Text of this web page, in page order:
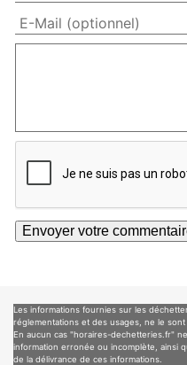
Les informations fournies sur les
réglementations et des usages, ne le
En aucun cas "horaires-dechetteries.fr"
information erronée ou incomplète, ainsi
de la délivrance de ces informations.